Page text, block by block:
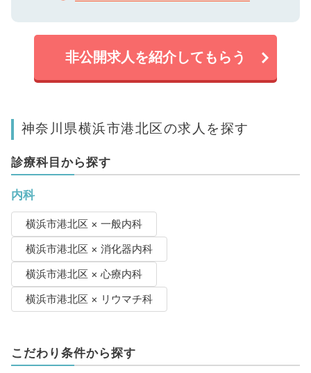
非公開求人を紹介してもらう
神奈川県横浜市港北区の求人を探す
診療科目から探す
内科
横浜市港北区 × 一般内科
横浜市港北区 × 消化器内科
横浜市港北区 × 心療内科
横浜市港北区 × リウマチ科
こだわり条件から探す